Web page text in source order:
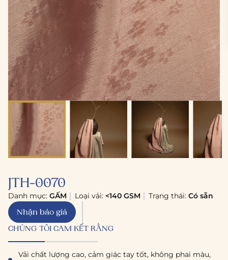
JTH-0070
Danh mục: GẤM Loại vải: <140 GSM Trạng thái: Có sẵn
Nhận báo giá
CHÚNG TÔI CAM KẾT RẰNG
Vải chất lượng cao, cảm giác tay tốt, không phai màu,